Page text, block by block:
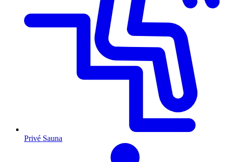
Privé Sauna